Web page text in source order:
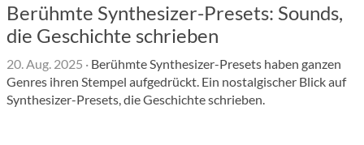
Berühmte Synthesizer-Presets: Sounds,
die Geschichte schrieben
20. Aug. 2025 · Berühmte Synthesizer-Presets haben ganzen
Genres ihren Stempel aufgedrückt. Ein nostalgischer Blick auf
Synthesizer-Presets, die Geschichte schrieben.